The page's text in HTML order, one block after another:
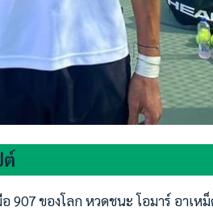
ต์
907 ของโลก หวดชนะ โอมาร์ อาเ